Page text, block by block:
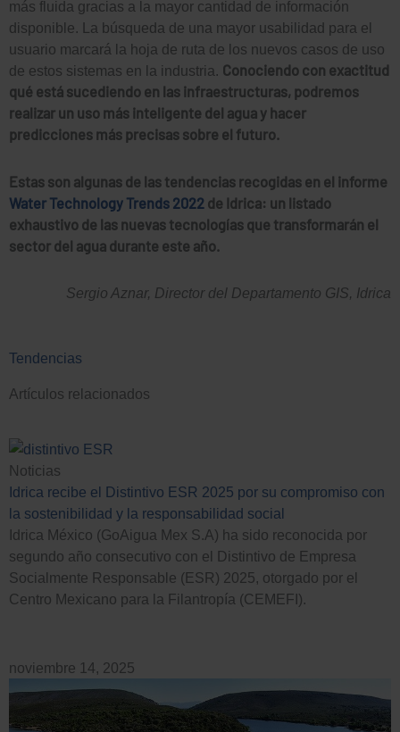
más fluida gracias a la mayor cantidad de información
disponible. La búsqueda de una mayor usabilidad para el
usuario marcará la hoja de ruta de los nuevos casos de uso
de estos sistemas en la industria. Conociendo con exactitud
qué está sucediendo en las infraestructuras, podremos
realizar un uso más inteligente del agua y hacer
predicciones más precisas sobre el futuro.
Estas son algunas de las tendencias recogidas en el informe
Water Technology Trends 2022 de Idrica: un listado
exhaustivo de las nuevas tecnologías que transformarán el
sector del agua durante este año.
Sergio Aznar, Director del Departamento GIS, Idrica
Tendencias
Artículos relacionados
Noticias
Idrica recibe el Distintivo ESR 2025 por su compromiso con
la sostenibilidad y la responsabilidad social
Idrica México (GoAigua Mex S.A) ha sido reconocida por
segundo año consecutivo con el Distintivo de Empresa
Socialmente Responsable (ESR) 2025, otorgado por el
Centro Mexicano para la Filantropía (CEMEFI).
noviembre 14, 2025